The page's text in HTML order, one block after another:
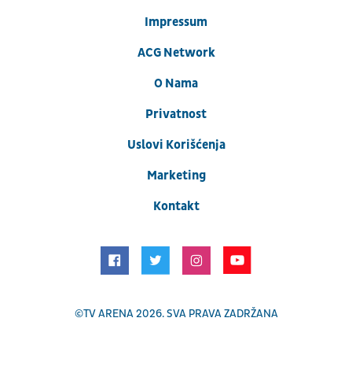
Impressum
ACG Network
O Nama
Privatnost
Uslovi Korišćenja
Marketing
Kontakt
©TV ARENA2026. SVA PRAVA ZADRŽANA